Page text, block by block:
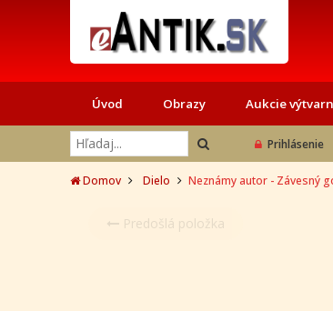
Úvod Obrazy Aukcie
Prihlásenie
Domov Dielo Neznámy autor - Závesný
Predošlá položka